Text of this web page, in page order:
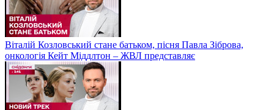
Віталій Козловський стане батьком, пісня Павла Зіброва,
онкологія Кейт Міддлтон – ЖВЛ представляє